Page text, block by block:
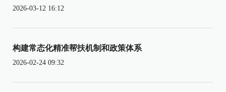
2026-03-12 16:12
构建常态化精准帮扶机制和政策体系
2026-02-24 09:32